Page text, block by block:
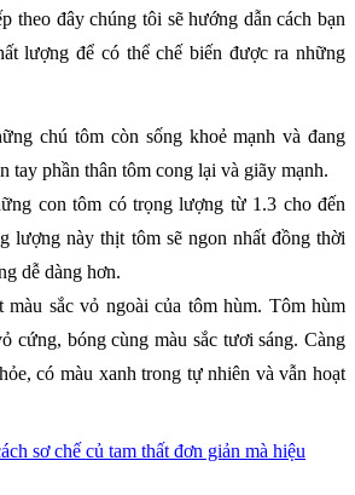
theo đây chúng tôi sẽ hướng dẫn cách bạn
lượng để có thể chế biến được ra những
chú tôm còn sống khoẻ mạnh và đang
tay phần thân tôm cong lại và giãy mạnh.
con tôm có trọng lượng từ 1.3 cho đến
lượng này thịt tôm sẽ ngon nhất đồng thời
dễ dàng hơn.
màu sắc vỏ ngoài của tôm hùm. Tôm hùm
cứng, bóng cùng màu sắc tươi sáng. Càng
có màu xanh trong tự nhiên và vẫn hoạt
sơ chế củ tam thất đơn giản mà hiệu